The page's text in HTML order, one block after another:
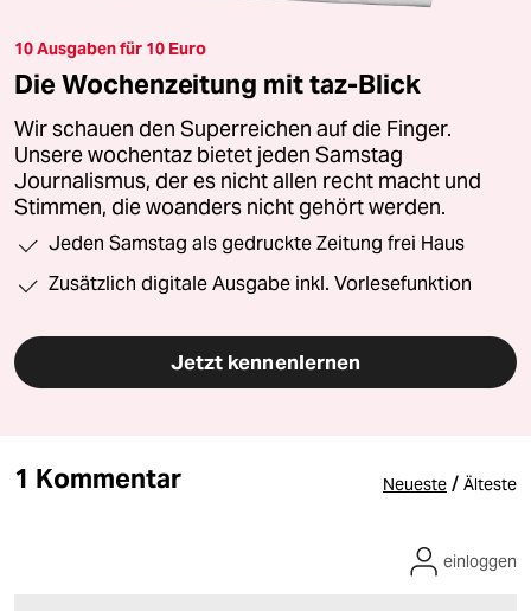
10 Ausgaben für 10 Euro
Die Wochenzeitung mit taz-Blick
Wir schauen den Superreichen auf die Finger.
Unsere wochentaz bietet jeden Samstag
Journalismus, der es nicht allen recht macht und
Stimmen, die woanders nicht gehört werden.
Jeden Samstag als gedruckte Zeitung frei Haus
Zusätzlich digitale Ausgabe inkl. Vorlesefunktion
Jetzt kennenlernen
1 Kommentar Neueste / Älteste
einloggen